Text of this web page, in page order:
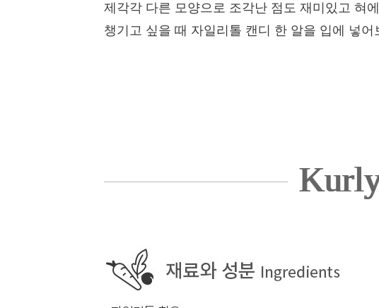
제각각 다른 모양으로 조각난 점도 재미있고 혀
챙기고 싶을 때 자일리톨 캔디 한 알을 입에 넣어